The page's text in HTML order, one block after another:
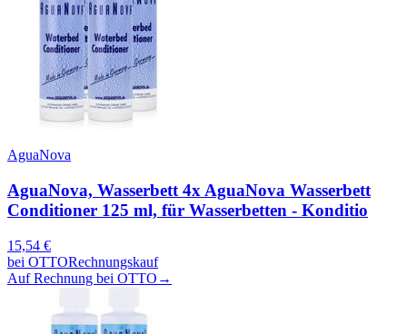
AguaNova
AguaNova, Wasserbett 4x AguaNova Wasserbett
Conditioner 125 ml, für Wasserbetten - Konditio
15,54 €
bei OTTORechnungskauf
Auf Rechnung bei OTTO →